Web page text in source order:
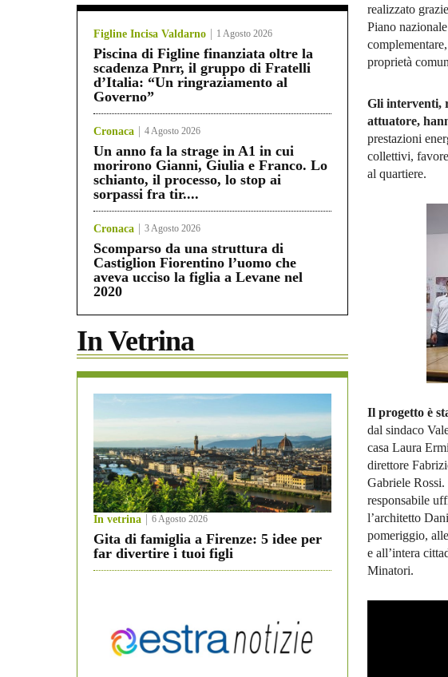
Figline Incisa Valdarno 1 Agosto 2026
Piscina di Figline finanziata oltre la
scadenza Pnrr, il gruppo di Fratelli
d’Italia: “Un ringraziamento al
Governo”
Cronaca 4 Agosto 2026
Un anno fa la strage in A1 in cui
morirono Gianni, Giulia e Franco. Lo
schianto, il processo, lo stop ai
sorpassi fra tir....
Cronaca 3 Agosto 2026
Scomparso da una struttura di
Castiglion Fiorentino l’uomo che
aveva ucciso la figlia a Levane nel
2020
In Vetrina
In vetrina 6 Agosto 2026
Gita di famiglia a Firenze: 5 idee per
far divertire i tuoi figli
realizzato
Piano
proprietà
Gli interventi,
attuatore,
prestazioni
collettivi,
al quartiere.
Il progetto è
dal sindaco
casa Laura
direttore
Gabriele
responsabile
l’architetto
pomeriggio,
e all’intera
Minatori.